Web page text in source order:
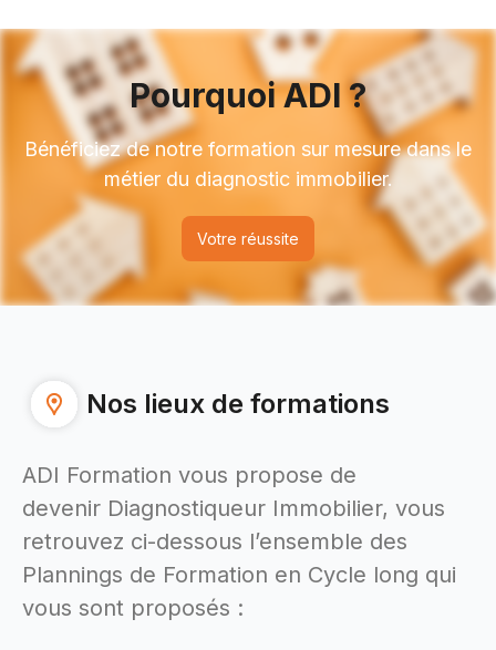
Pourquoi ADI ?
Bénéficiez de notre formation sur mesure dans le
métier du diagnostic immobilier.
Votre réussite
Nos lieux de formations
ADI Formation vous propose de
devenir Diagnostiqueur Immobilier, vous
retrouvez ci-dessous l’ensemble des
Plannings de Formation en Cycle long qui
vous sont proposés :